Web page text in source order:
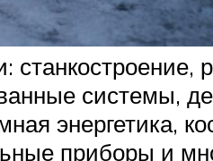
системы,
энергетика,
приборы и